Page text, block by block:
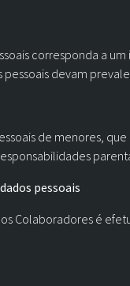
corresponda a
pessoais devam
de menores,
pessoais
Colaboradores é